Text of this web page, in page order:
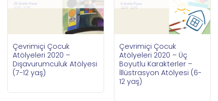
Çevrimiçi Çocuk
Atölyeleri 2020 –
Dışavurumculuk Atölyesi
(7-12 yaş)
Çevrimiçi Çocuk
Atölyeleri 2020 – Üç
Boyutlu Karakterler –
İllüstrasyon Atölyesi (6-
12 yaş)